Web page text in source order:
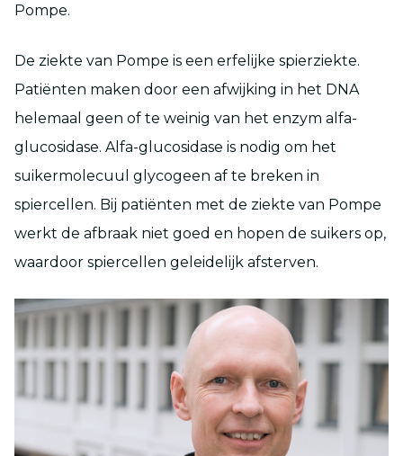
Pompe.
De ziekte van Pompe is een erfelijke spierziekte.
Patiënten maken door een afwijking in het DNA
helemaal geen of te weinig van het enzym alfa-
glucosidase. Alfa-glucosidase is nodig om het
suikermolecuul glycogeen af te breken in
spiercellen. Bij patiënten met de ziekte van Pompe
werkt de afbraak niet goed en hopen de suikers op,
waardoor spiercellen geleidelijk afsterven.